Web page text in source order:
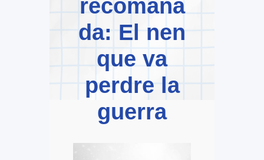
recomana
da: El nen
que va
perdre la
guerra